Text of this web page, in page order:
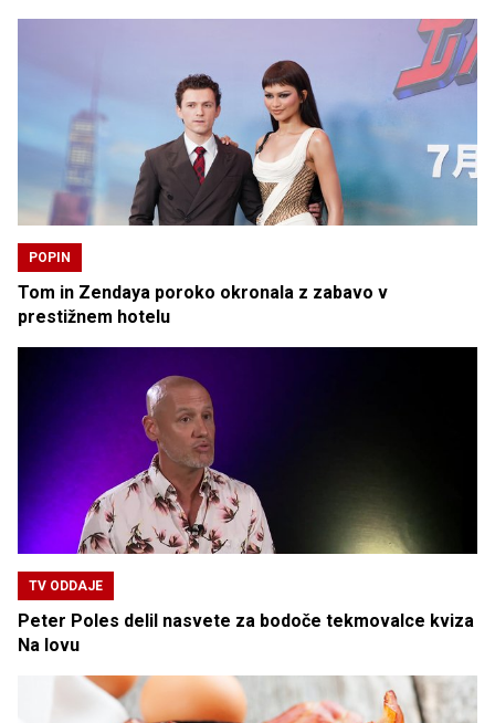
POPIN
Tom in Zendaya poroko okronala z zabavo v
prestižnem hotelu
TV ODDAJE
Peter Poles delil nasvete za bodoče tekmovalce kviza
Na lovu